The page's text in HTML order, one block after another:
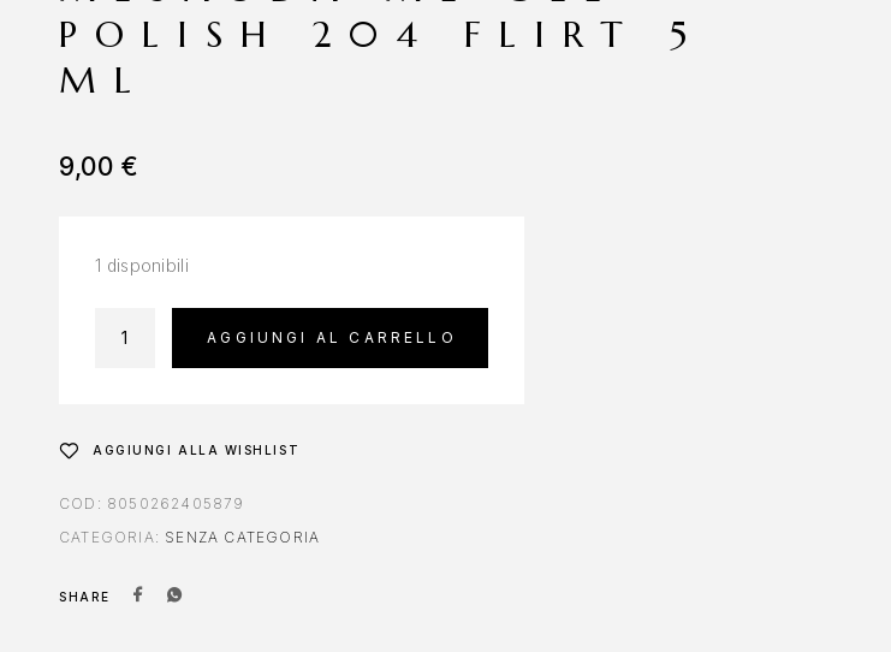
POLISH 204 FLIRT 5
ML
9,00€
1 disponibili
AGGIUNGI AL CARRELLO
AGGIUNGI ALLA WISHLIST
COD: 8050262405879
CATEGORIA: SENZA CATEGORIA
SHARE